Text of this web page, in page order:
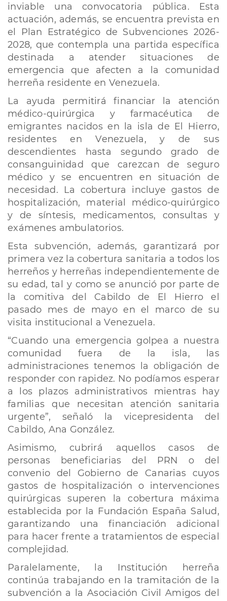
inviable una convocatoria pública. Esta
actuación, además, se encuentra prevista en
el Plan Estratégico de Subvenciones 2026-
2028, que contempla una partida específica
destinada a atender situaciones de
emergencia que afecten a la comunidad
herreña residente en Venezuela.
La ayuda permitirá financiar la atención
médico-quirúrgica y farmacéutica de
emigrantes nacidos en la isla de El Hierro,
residentes en Venezuela, y de sus
descendientes hasta segundo grado de
consanguinidad que carezcan de seguro
médico y se encuentren en situación de
necesidad. La cobertura incluye gastos de
hospitalización, material médico-quirúrgico
y de síntesis, medicamentos, consultas y
exámenes ambulatorios.
Esta subvención, además, garantizará por
primera vez la cobertura sanitaria a todos los
herreños y herreñas independientemente de
su edad, tal y como se anunció por parte de
la comitiva del Cabildo de El Hierro el
pasado mes de mayo en el marco de su
visita institucional a Venezuela.
“Cuando una emergencia golpea a nuestra
comunidad fuera de la isla, las
administraciones tenemos la obligación de
responder con rapidez. No podíamos esperar
a los plazos administrativos mientras hay
familias que necesitan atención sanitaria
urgente”, señaló la vicepresidenta del
Cabildo, Ana González.
Asimismo, cubrirá aquellos casos de
personas beneficiarias del PRN o del
convenio del Gobierno de Canarias cuyos
gastos de hospitalización o intervenciones
quirúrgicas superen la cobertura máxima
establecida por la Fundación España Salud,
garantizando una financiación adicional
para hacer frente a tratamientos de especial
complejidad.
Paralelamente, la Institución herreña
continúa trabajando en la tramitación de la
subvención a la Asociación Civil Amigos del